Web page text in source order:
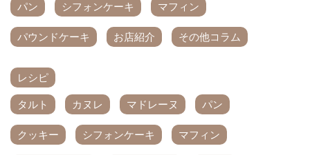
パン シフォンケーキ マフィン
パウンドケーキ お店紹介 その他コラム
レシピ
タルト カヌレ マドレーヌ パン
クッキー シフォンケーキ マフィン